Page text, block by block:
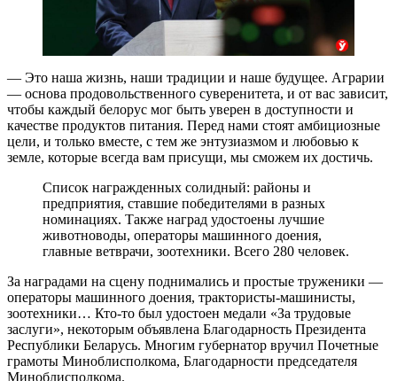
— Это наша жизнь, наши традиции и наше будущее. Аграрии
— основа продовольственного суверенитета, и от вас зависит,
чтобы каждый белорус мог быть уверен в доступности и
качестве продуктов питания. Перед нами стоят амбициозные
цели, и только вместе, с тем же энтузиазмом и любовью к
земле, которые всегда вам присущи, мы сможем их достичь.
Список награжденных солидный: районы и
предприятия, ставшие победителями в разных
номинациях. Также наград удостоены лучшие
животноводы, операторы машинного доения,
главные ветврачи, зоотехники. Всего 280 человек.
За наградами на сцену поднимались и простые труженики —
операторы машинного доения, трактористы-машинисты,
зоотехники… Кто-то был удостоен медали «За трудовые
заслуги», некоторым объявлена Благодарность Президента
Республики Беларусь. Многим губернатор вручил Почетные
грамоты Миноблисполкома, Благодарности председателя
Миноблисполкома.